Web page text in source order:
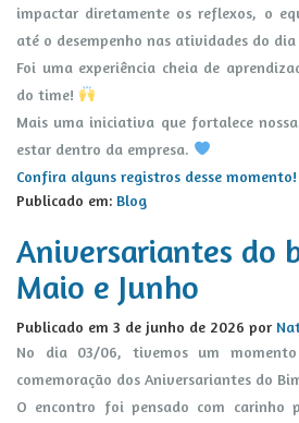
impactar diretamente os reflexos, o
até o desempenho nas atividades do
Foi uma experiência cheia de
do time!
Mais uma iniciativa que fortalece
estar dentro da empresa.
Confira alguns registros desse momento!
Publicado em: Blog
Aniversariantes do
Maio e Junho
Publicado em 3 de junho de 2026 por
No dia 03/06, tivemos um
comemoração dos Aniversariantes do
O encontro foi pensado com carinho